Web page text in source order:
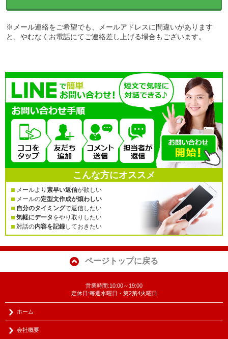
※メール連絡をご希望でも、メールアドレスに間違いがあります
と、やむなくお電話にてご連絡差し上げる場合もございます。
こんな方にオススメ
メールより 素早い返信が欲しい
メールの定型文作成が煩わしい
自分のタイミングで返信したい
気軽にデータをやり取りしたい
対話の内容を記録しておきたい
ページトップに戻る
営業時間:10:00～19:00
定休日:毎週水曜日・第2第4火曜日
ホーム
会社概要